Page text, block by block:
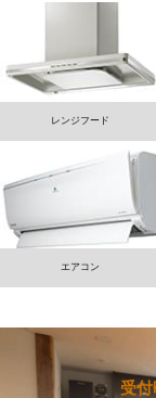
レンジフード
エアコン
受